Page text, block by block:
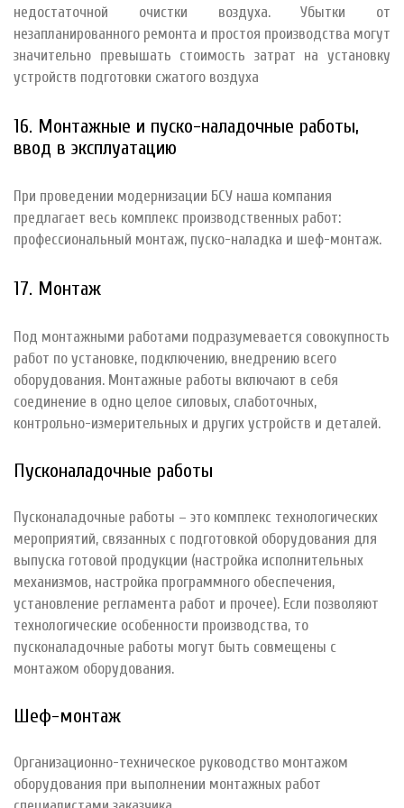
недостаточной очистки воздуха. Убытки от
незапланированного ремонта и простоя производства могут
значительно превышать стоимость затрат на установку
устройств подготовки сжатого воздуха
16. Монтажные и пуско-наладочные работы,
ввод в эксплуатацию
При проведении модернизации БСУ наша компания
предлагает весь комплекс производственных работ:
профессиональный монтаж, пуско-наладка и шеф-монтаж.
17. Монтаж
Под монтажными работами подразумевается совокупность
работ по установке, подключению, внедрению всего
оборудования. Монтажные работы включают в себя
соединение в одно целое силовых, слаботочных,
контрольно-измерительных и других устройств и деталей.
Пусконаладочные работы
Пусконаладочные работы – это комплекс технологических
мероприятий, связанных с подготовкой оборудования для
выпуска готовой продукции (настройка исполнительных
механизмов, настройка программного обеспечения,
установление регламента работ и прочее). Если позволяют
технологические особенности производства, то
пусконаладочные работы могут быть совмещены с
монтажом оборудования.
Шеф-монтаж
Организационно-техническое руководство монтажом
оборудования при выполнении монтажных работ